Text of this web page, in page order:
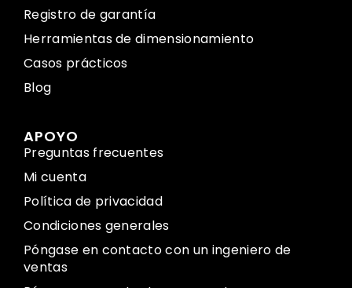
Registro de garantía
Herramientas de dimensionamiento
Casos prácticos
Blog
APOYO
Preguntas frecuentes
Mi cuenta
Política de privacidad
Condiciones generales
Póngase en contacto con un ingeniero de
ventas